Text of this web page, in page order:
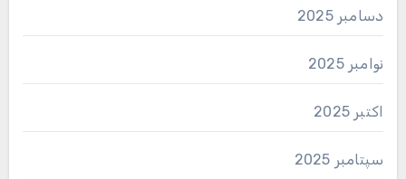
دسامبر 2025
نوامبر 2025
اکتبر 2025
سپتامبر 2025